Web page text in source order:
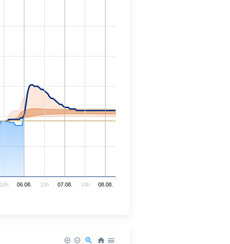
10h 08.08.
10h
07.08.
10h
06.08.